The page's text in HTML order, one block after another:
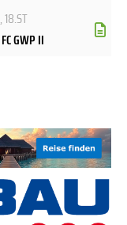
, 18.ST
FC GWP II